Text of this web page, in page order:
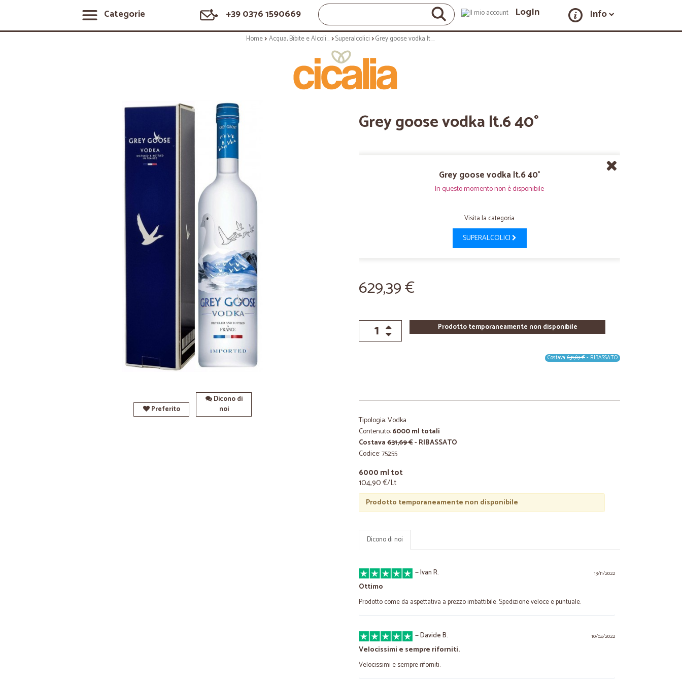
Categorie +39 0376 1590669 LogIn Info
Home Acqua, Bibite e Alcolici Superalcolici Grey goose vodka lt.6 40°
Preferito
Dicono di
noi
Grey goose vodka lt.6 40°
Grey goose vodka lt.6 40°
In questo momento non è disponibile
Visita la categoria
SUPERALCOLICI
629,39 €
Prodotto temporaneamente non disponibile
Costava 631,69 €- RIBASSATO
Tipologia: Vodka
Contenuto:6000 ml totali
Costava631,69 €- RIBASSATO
Codice: 75255
6000 ml tot
104,90 €/Lt
Prodotto temporaneamente non disponibile
Dicono di noi
13/11/2022
—Ivan R.
Ottimo
Prodotto come da aspettativa a prezzo imbattibile. Spedizione veloce e puntuale.
10/04/2022
—Davide B.
Velocissimi e sempre riforniti.
Velocissimi e sempre riforniti.